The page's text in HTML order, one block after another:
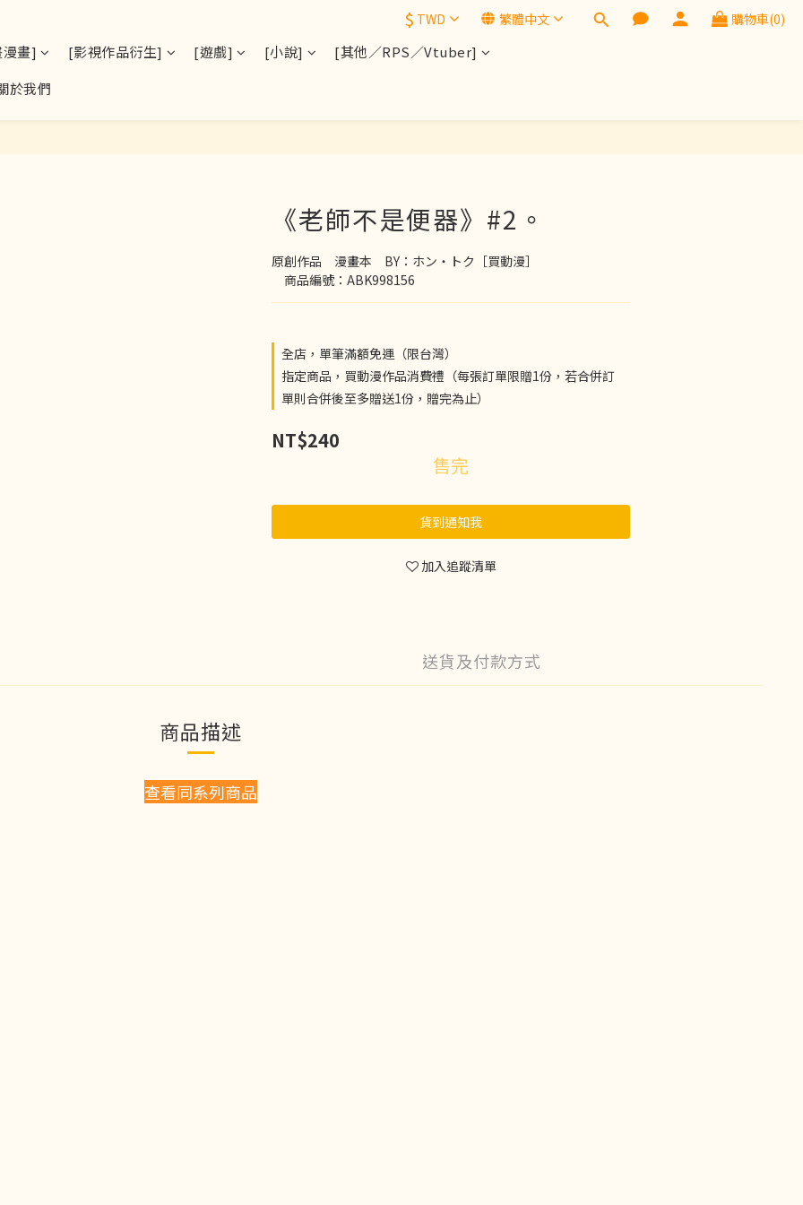
$ TWD 繁體中文 購物車(0)
畫] [影視作品衍生] [遊戲] [小說]
[其他／RPS／Vtuber]
於我們
《老師不是便器》#2。
原創作品　漫畫本　BY：ホン・トク［買動漫］
商品編號：ABK998156
全店，單筆滿額免運（限台灣）
指定商品，買動漫作品消費禮（每張訂單限贈1份，若合併訂
單則合併後至多贈送1份，贈完為止）
NT$240
售完
貨到通知我
加入追蹤清單
送貨及付款方式
商品描述
查看同系列商品